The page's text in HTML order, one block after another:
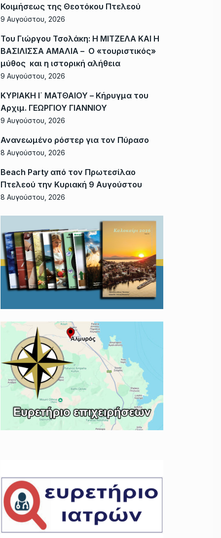
Κοιμήσεως της Θεοτόκου Πτελεού
9 Αυγούστου, 2026
Του Γιώργου Τσολάκη: Η ΜΙΤΖΕΛΑ ΚΑΙ Η
ΒΑΣΙΛΙΣΣΑ ΑΜΑΛΙΑ – Ο «τουριστικός»
μύθος και η ιστορική αλήθεια
9 Αυγούστου, 2026
ΚΥΡΙΑΚΗ Ι΄ ΜΑΤΘΑΙΟΥ – Κήρυγμα του
Αρχιμ. ΓΕΩΡΓΙΟΥ ΓΙΑΝΝΙΟΥ
9 Αυγούστου, 2026
Ανανεωμένο ρόστερ για τον Πύρασο
8 Αυγούστου, 2026
Beach Party από τον Πρωτεσίλαο
Πτελεού την Κυριακή 9 Αυγούστου
8 Αυγούστου, 2026